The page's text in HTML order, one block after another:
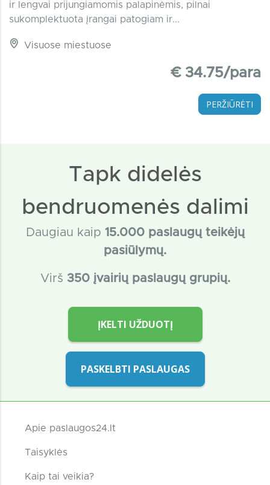
ir lengvai prijungiamomis palapinėmis, pilnai
sukomplektuota įrangai patogiam ir...
Visuose miestuose
€ 34.75/para
PERŽIŪRĖTI
Tapk didelės
bendruomenės dalimi
Daugiau kaip 15.000 paslaugų teikėjų
pasiūlymų.
Virš 350 įvairių paslaugų grupių.
ĮKELTI UŽDUOTĮ
PASKELBTI PASLAUGAS
Apie paslaugos24.lt
Taisyklės
Kaip tai veikia?